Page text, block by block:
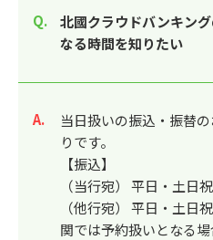
北國クラウドバンキン
なる時間を知りたい
回答
当日扱いの振込・振替
りです。
【振込】
（当行宛） 平日・土日
（他行宛） 平日・土日
関では予約扱いとなる場